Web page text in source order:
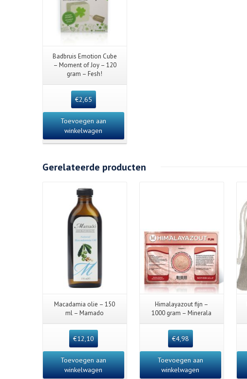
Badbruis Emotion Cube
– Moment of Joy – 120
gram – Fesh!
€2,65
Toevoegen aan
winkelwagen
Gerelateerde producten
Macadamia olie – 150
ml – Mamado
€12,10
Toevoegen aan
winkelwagen
Himalayazout fijn –
1000 gram – Minerala
€4,98
Toevoegen aan
winkelwagen